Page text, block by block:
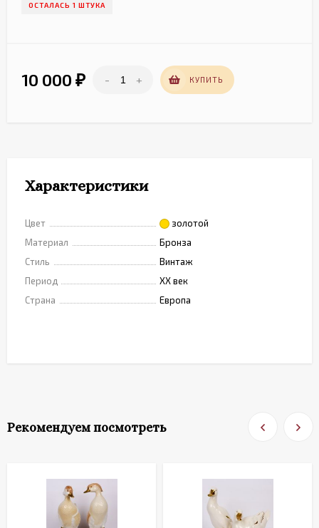
ОСТАЛАСЬ 1 ШТУКА
10 000 ₽ - + КУПИТЬ
Характеристики
Цвет
золотой
Материал
Бронза
Стиль
Винтаж
Период
XX век
Страна
Европа
Рекомендуем посмотреть